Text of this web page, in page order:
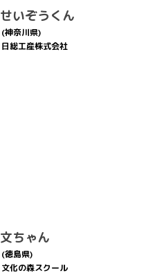
せいぞうくん
(神奈川県)
日総工産株式会社
文ちゃん
(徳島県)
文化の森スクール